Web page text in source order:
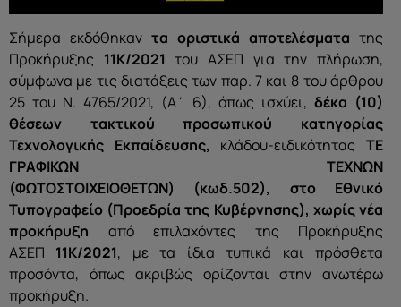
Σήμερα εκδόθηκαν τα οριστικά αποτελέσματα της
Προκήρυξης 11Κ/2021 του ΑΣΕΠ για την πλήρωση,
σύμφωνα με τις διατάξεις των παρ. 7 και 8 του άρθρου
25 του Ν. 4765/2021, (Α΄ 6), όπως ισχύει, δέκα (10)
θέσεων τακτικού προσωπικού κατηγορίας
Τεχνολογικής Εκπαίδευσης, κλάδου-ειδικότηταςΤΕ
ΓΡΑΦΙΚΩΝ ΤΕΧΝΩΝ
(ΦΩΤΟΣΤΟΙΧΕΙΟΘΕΤΩΝ)
(κωδ.502),
στο Εθνικό
Τυπογραφείο (Προεδρία της Κυβέρνησης), χωρίς νέα
προκήρυξη από επιλαχόντες της Προκήρυξης
ΑΣΕΠ 11Κ/2021, με τα ίδια τυπικά και πρόσθετα
προσόντα, όπως ακριβώς ορίζονται στην ανωτέρω
προκήρυξη.